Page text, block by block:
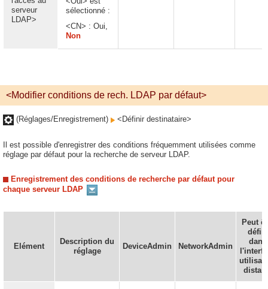
serveur
LDAP>
sélectionné :
<CN> : Oui,
Non
<Modifier conditions de rech. LDAP par défaut>
(Réglages/Enregistrement) <Définir destinataire>
Il est possible d'enregistrer des conditions fréquemment utilisées comme
réglage par défaut pour la recherche de serveur LDAP.
Enregistrement des conditions de recherche par défaut pour
chaque serveur LDAP
Elément
Description du
réglage
DeviceAdmin NetworkAdmin
Peut
défini
dans